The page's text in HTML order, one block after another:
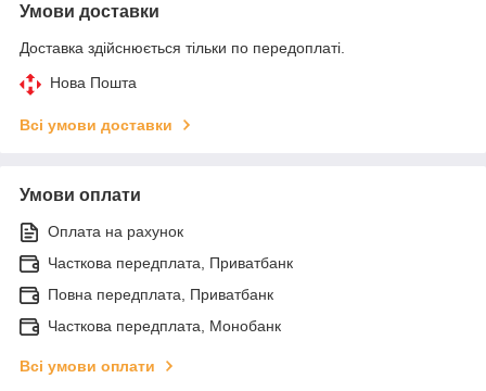
Умови доставки
Доставка здійснюється тільки по передоплаті.
Нова Пошта
Всі умови доставки
Умови оплати
Оплата на рахунок
Часткова передплата, Приватбанк
Повна передплата, Приватбанк
Часткова передплата, Монобанк
Всі умови оплати